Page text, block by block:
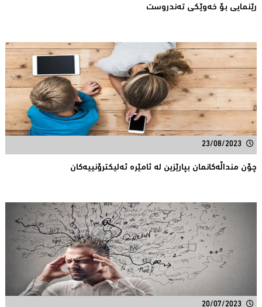
رێنمایی بۆ خەوێکی تەندروست
23/08/2023
چۆن منداڵەکانمان بپارێزین لە ئامێرە ئەلیکترۆنییەکان
20/07/2023